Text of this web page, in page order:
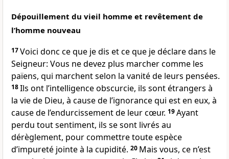
Dépouillement du vieil homme et revêtement de
l’homme nouveau
17Voici donc ce que je dis et ce que je déclare dans le
Seigneur: Vous ne devez plus marcher comme les
païens, qui marchent selon la vanité de leurs pensées.
18Ils ont l’intelligence obscurcie, ils sont étrangers à
la vie de Dieu, à cause de l’ignorance qui est en eux, à
cause de l’endurcissement de leur cœur. 19Ayant
perdu tout sentiment, ils se sont livrés au
dérèglement, pour commettre toute espèce
d’impureté jointe à la cupidité. 20 Mais vous, ce n’est